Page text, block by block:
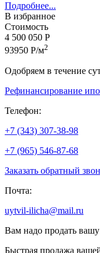
Подробнее...
В избранное
Стоимость
4 500 050 Р
93950 Р/м2
Одобряем в течение
Рефинансирование
Телефон:
+7 (343) 307-38-98
+7 (965) 546-87-68
Заказать обратный
Почта:
uytvil-ilicha@mail.ru
Вам надо продать
Быстрая продажа